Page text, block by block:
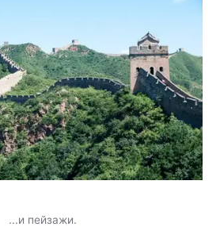
...и пейзажи.